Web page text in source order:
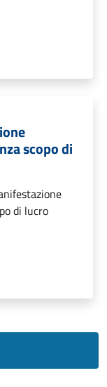
scopo di
di lucro